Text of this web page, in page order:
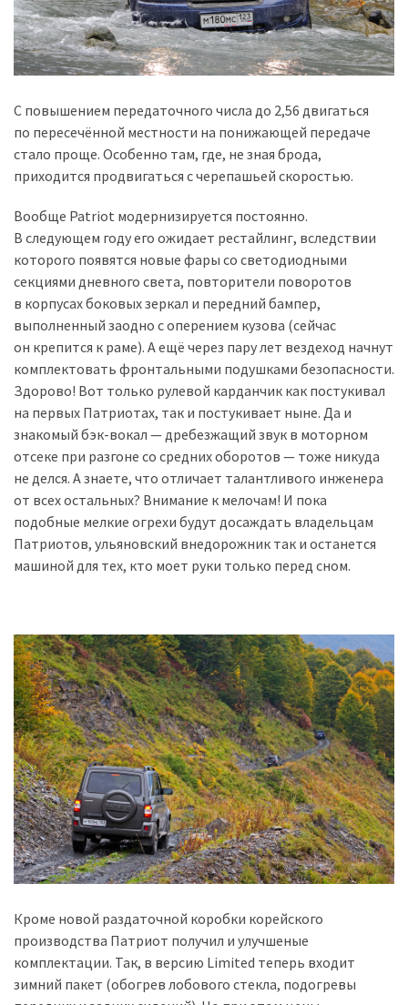
С повышением передаточного числа до 2,56 двигаться
по пересечённой местности на понижающей передаче
стало проще. Особенно там, где, не зная брода,
приходится продвигаться с черепашьей скоростью.
Вообще Patriot модернизируется постоянно.
В следующем году его ожидает рестайлинг, вследствии
которого появятся новые фары со светодиодными
секциями дневного света, повторители поворотов
в корпусах боковых зеркал и передний бампер,
выполненный заодно с оперением кузова (сейчас
он крепится к раме). А ещё через пару лет вездеход начнут
комплектовать фронтальными подушками безопасности.
Здорово! Вот только рулевой карданчик как постукивал
на первых Патриотах, так и постукивает ныне. Да и
знакомый бэк-вокал — дребезжащий звук в моторном
отсеке при разгоне со средних оборотов — тоже никуда
не делся. А знаете, что отличает талантливого инженера
от всех остальных? Внимание к мелочам! И пока
подобные мелкие огрехи будут досаждать владельцам
Патриотов, ульяновский внедорожник так и останется
машиной для тех, кто моет руки только перед сном.
Кроме новой раздаточной коробки корейского
производства Патриот получил и улучшеные
комплектации. Так, в версию Limited теперь входит
зимний пакет (обогрев лобового стекла, подогревы